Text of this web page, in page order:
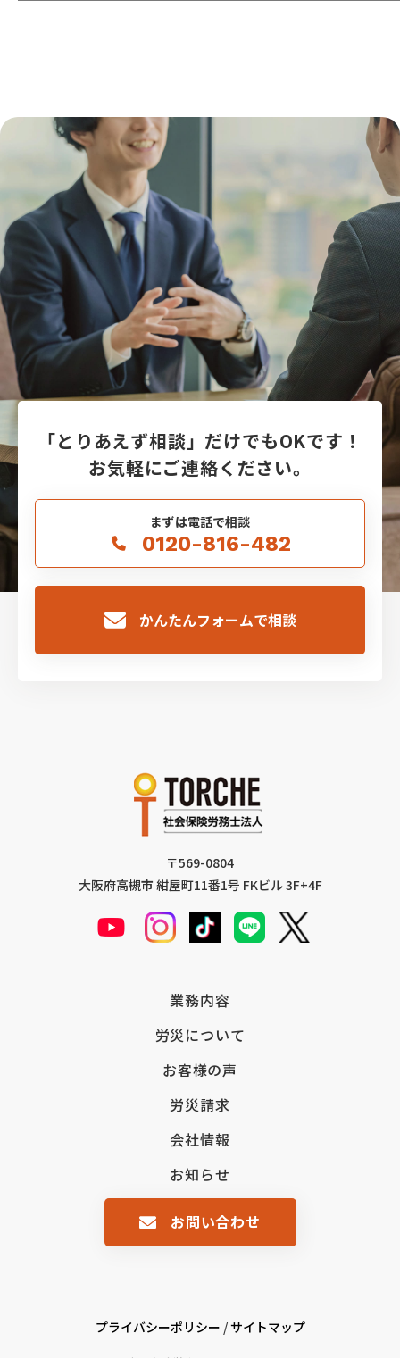
「とりあえず相談」だけでもOKです！
お気軽にご連絡ください。
まずは電話で相談
0120-816-482
かんたんフォームで相談
〒569-0804
大阪府高槻市 紺屋町11番1号 FKビル 3F+4F
業務内容
労災について
お客様の声
労災請求
会社情報
お知らせ
お問い合わせ
プライバシーポリシー /サイトマップ